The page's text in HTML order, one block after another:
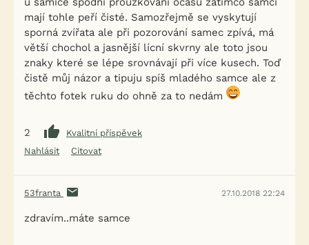
mají tohle peří čisté. Samozřejmě se vyskytují
sporná zvířata ale při pozorování samec zpívá, má
větší chochol a jasnější lícní skvrny ale toto jsou
znaky které se lépe srovnávají při více kusech. Toď
čistě můj názor a tipuju spíš mladého samce ale z
těchto fotek ruku do ohně za to nedám
2
Kvalitní příspěvek
Nahlásit
Citovat
53franta 27.10.2018 22:24
zdravím..máte samce